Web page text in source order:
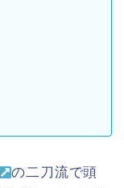
の二刀流で頭